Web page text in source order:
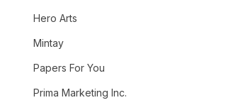
Hero Arts
Mintay
Papers For You
Prima Marketing Inc.